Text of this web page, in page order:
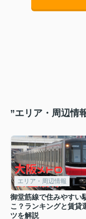
”エリア・周辺情
エリア・周辺情報
御堂筋線で住みやすい
こ？ランキングと賃貸
ツを解説